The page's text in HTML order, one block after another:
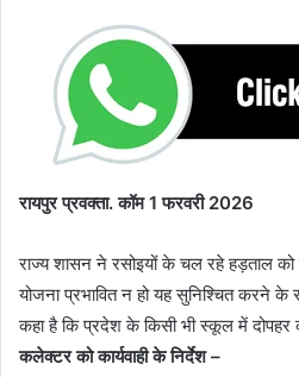
रायपुर प्रवक्ता. कॉम 1 फरवरी 2026
राज्य शासन ने रसोइयों के चल रहे हड़ताल
योजना प्रभावित न हो यह सुनिश्चित करने के
कहा है कि प्रदेश के किसी भी स्कूल में दोपहर
कलेक्टर को कार्यवाही के निर्देश –